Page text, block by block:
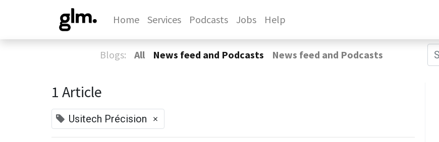
Home Services Podcasts Jobs Help
Blogs: All News feed and Podcasts News feed and Podcasts
1 Article
Usitech Précision ×